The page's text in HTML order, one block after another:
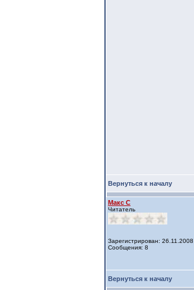
Вернуться к началу
Макс C
Читатель
Зарегистрирован: 26.11.2008
Сообщения: 8
Вернуться к началу